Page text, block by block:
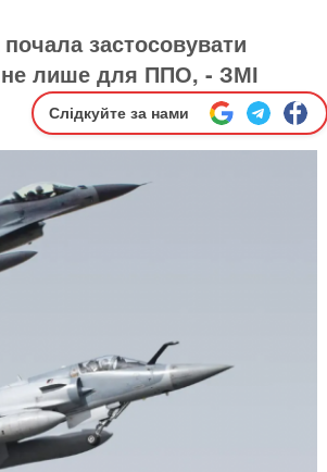
застосовувати
не лише для ППО, - ЗМІ
Слідкуйте за нами